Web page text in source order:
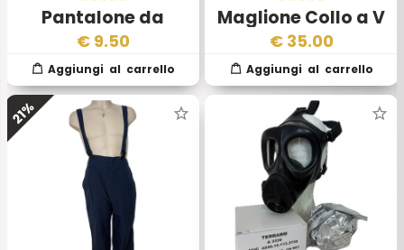
Pantalone da
Navigazione Marina
Militare Italiana –
Anni 1990/2000
€ 9.50
Maglione Collo a V
Esercito Italiano
€ 35.00
21%